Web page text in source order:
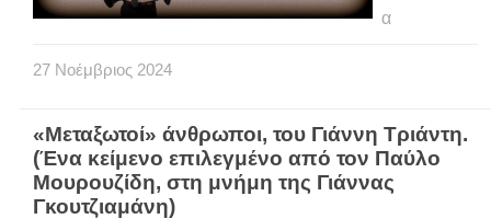
α
27 Νοέμβριος 2024
«Μεταξωτοί» άνθρωποι, του Γιάννη Τριάντη.
(Ένα κείμενο επιλεγμένο από τον Παύλο
Μουρουζίδη, στη μνήμη της Γιάννας
Γκουτζιαμάνη)